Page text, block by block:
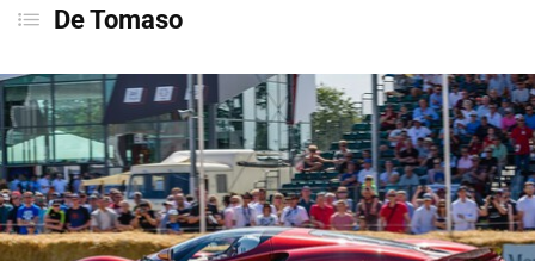
Spyker
Hennessey Special Vehicles
Rimac
Donkervoort
SSC North America
De Tomaso